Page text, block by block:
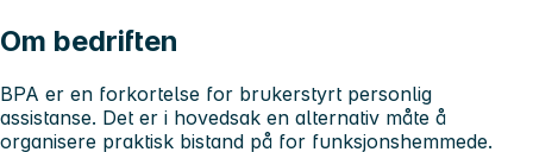
Om bedriften
BPA er en forkortelse for brukerstyrt personlig
assistanse. Det er i hovedsak en alternativ måte å
organisere praktisk bistand på for funksjonshemmede.